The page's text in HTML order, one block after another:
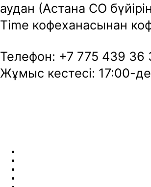
аудан (Астана СО
Time кофеханасынан
Телефон: +7 775 439 36
Жұмыс кестесі: 17:00-